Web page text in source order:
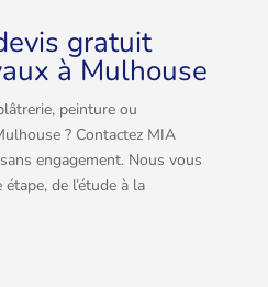
gratuit
à Mulhouse
peinture ou
? Contactez MIA
engagement. Nous vous
de l’étude à la